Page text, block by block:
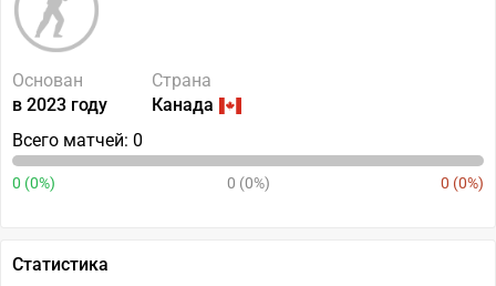
Основан
в 2023 году
Страна
Канада
Всего матчей: 0
0 (0%) 0 (0%) 0 (0%)
Статистика